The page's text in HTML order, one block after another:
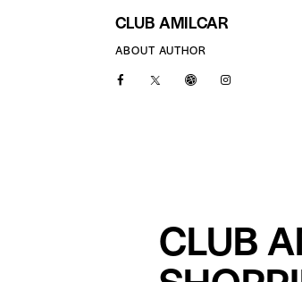
CLUB AMILCAR
ABOUT AUTHOR
CLUB